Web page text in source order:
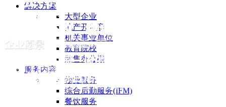
解决方案
大型企业
地产开发商
机关事业单位
教育院校
散售办公楼
服务内容
物业服务
综合后勤服务(IFM)
餐饮服务